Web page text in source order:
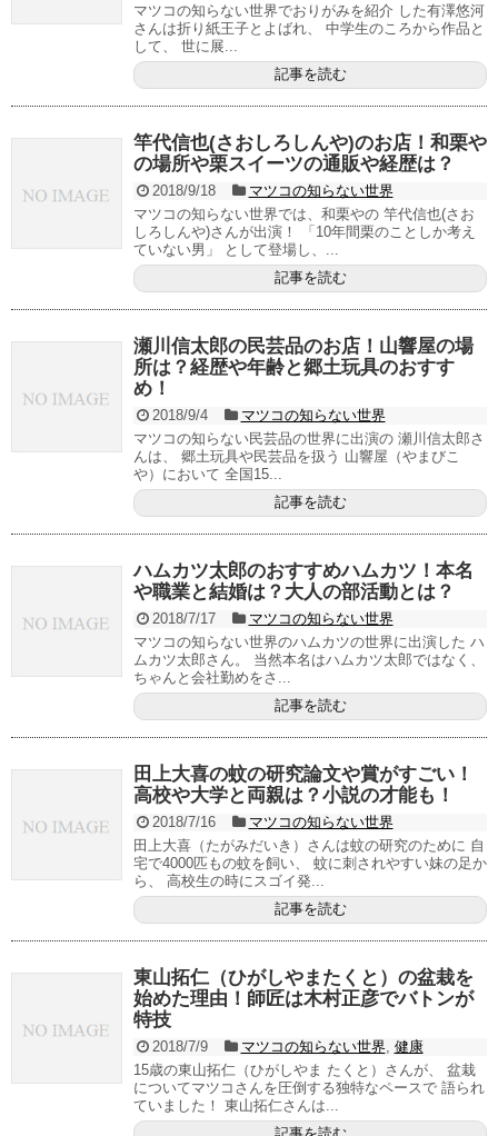
マツコの知らない世界でおりがみを紹介 した有澤悠河
さんは折り紙王子とよばれ、 中学生のころから作品と
して、 世に展...
記事を読む
竿代信也(さおしろしんや)のお店！和栗や
の場所や栗スイーツの通販や経歴は？
2018/9/18
マツコの知らない世界
マツコの知らない世界では、和栗やの 竿代信也(さお
しろしんや)さんが出演！ 「10年間栗のことしか考え
ていない男」 として登場し、...
記事を読む
瀬川信太郎の民芸品のお店！山響屋の場
所は？経歴や年齢と郷土玩具のおすす
め！
2018/9/4
マツコの知らない世界
マツコの知らない民芸品の世界に出演の 瀬川信太郎さ
んは、 郷土玩具や民芸品を扱う 山響屋（やまびこ
や）において 全国15...
記事を読む
ハムカツ太郎のおすすめハムカツ！本名
や職業と結婚は？大人の部活動とは？
2018/7/17
マツコの知らない世界
マツコの知らない世界のハムカツの世界に出演した ハ
ムカツ太郎さん。 当然本名はハムカツ太郎ではなく、
ちゃんと会社勤めをさ...
記事を読む
田上大喜の蚊の研究論文や賞がすごい！
高校や大学と両親は？小説の才能も！
2018/7/16
マツコの知らない世界
田上大喜（たがみだいき）さんは蚊の研究のために 自
宅で4000匹もの蚊を飼い、 蚊に刺されやすい妹の足か
ら、 高校生の時にスゴイ発...
記事を読む
東山拓仁（ひがしやまたくと）の盆栽を
始めた理由！師匠は木村正彦でバトンが
特技
2018/7/9 マツコの知らない世界, 健康
15歳の東山拓仁（ひがしやま たくと）さんが、 盆栽
についてマツコさんを圧倒する独特なペースで 語られ
ていました！ 東山拓仁さんは...